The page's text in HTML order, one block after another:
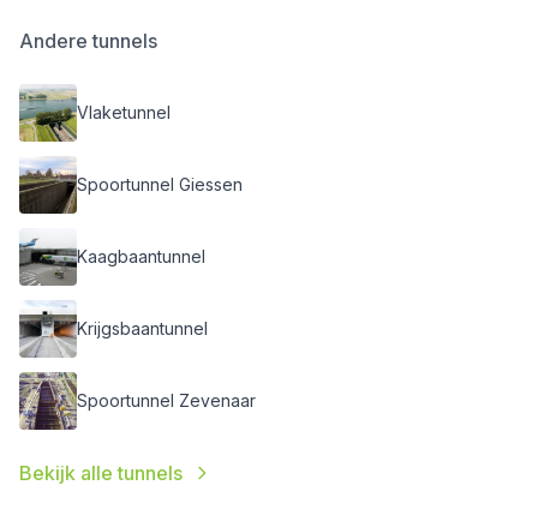
Andere tunnels
Vlaketunnel
Spoortunnel Giessen
Kaagbaantunnel
Krijgsbaantunnel
Spoortunnel Zevenaar
Bekijk alle tunnels